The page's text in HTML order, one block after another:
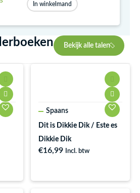
In winkelmand
Bekijk alle talen
Spaans
Dit is Dikkie Dik / Este es
Dikkie Dik
€16,99 Incl. btw